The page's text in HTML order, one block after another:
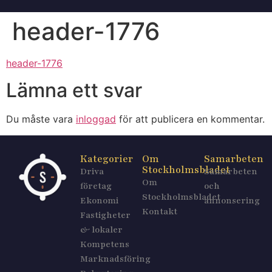
header-1776
header-1776
Lämna ett svar
Du måste vara inloggad för att publicera en kommentar.
Kategorier
Driva
företag
Ekonomi
Fastigheter
& lokaler
Kompetens
Marknadsföring
Om
Stockholmsbladet
Om
Stockholmsbladet
Kontakt
Samarbeten
Samarbeten
och
annonsering